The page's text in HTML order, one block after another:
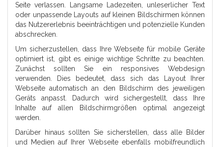
Seite verlassen. Langsame Ladezeiten, unleserlicher Text
oder unpassende Layouts auf kleinen Bildschirmen können
das Nutzererlebnis beeinträchtigen und potenzielle Kunden
abschrecken.
Um sicherzustellen, dass Ihre Webseite für mobile Geräte
optimiert ist, gibt es einige wichtige Schritte zu beachten.
Zunächst sollten Sie ein responsives Webdesign
verwenden. Dies bedeutet, dass sich das Layout Ihrer
Webseite automatisch an den Bildschirm des jeweiligen
Geräts anpasst. Dadurch wird sichergestellt, dass Ihre
Inhalte auf allen Bildschirmgrößen optimal angezeigt
werden.
Darüber hinaus sollten Sie sicherstellen, dass alle Bilder
und Medien auf Ihrer Webseite ebenfalls mobilfreundlich